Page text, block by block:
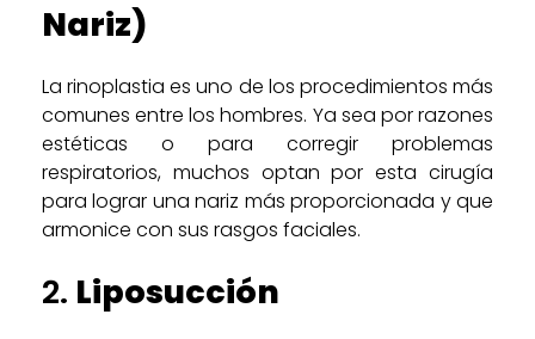
Nariz)
La rinoplastia es uno de los procedimientos más
comunes entre los hombres. Ya sea por razones
estéticas o para corregir problemas
respiratorios, muchos optan por esta cirugía
para lograr una nariz más proporcionada y que
armonice con sus rasgos faciales.
2. Liposucción